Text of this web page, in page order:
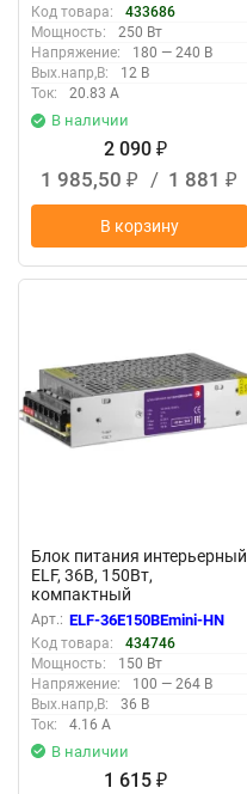
Код товара:
433686
Мощность:
250 Вт
Напряжение:
180 — 240 В
Вых.напр,В:
12 В
Ток:
20.83 А
В наличии
2 090 ₽
1 985,50 ₽ / 1 881 ₽
В корзину
Блок питания интерьерный
ELF, 36В, 150Вт,
компактный
металлический
перфорированный корпус
(HN)
Арт.: ELF-36E150BEmini-HN
Код товара:
434746
Мощность:
150 Вт
Напряжение:
100 — 264 В
Вых.напр,В:
36 В
Ток:
4.16 А
В наличии
1 615 ₽